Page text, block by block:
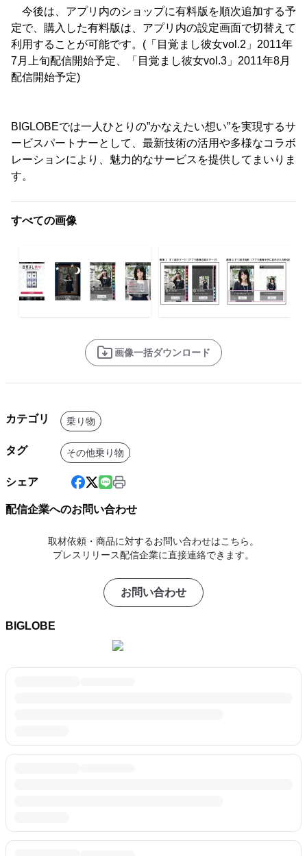
今後は、アプリ内のショップに有料版を順次追加する予
定で、購入した有料版は、アプリ内の設定画面で切替えて
利用することが可能です。(「目覚まし彼女vol.2」2011年
7月上旬配信開始予定、「目覚まし彼女vol.3」2011年8月
配信開始予定)
BIGLOBEでは一人ひとりの”かなえたい想い”を実現するサ
ービスパートナーとして、最新技術の活用や多様なコラボ
レーションにより、魅力的なサービスを提供してまいりま
す。
すべての画像
画像一括ダウンロード
カテゴリ 乗り物
タグ その他乗り物
シェア
配信企業へのお問い合わせ
取材依頼・商品に対するお問い合わせはこちら。
プレスリリース配信企業に直接連絡できます。
お問い合わせ
BIGLOBE